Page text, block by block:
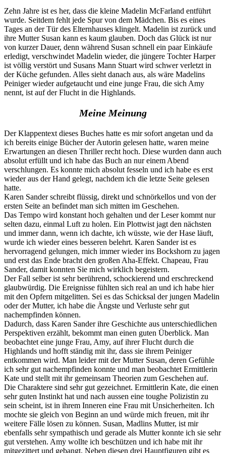
Zehn Jahre ist es her, dass die kleine Madelin McFarland entführt
wurde. Seitdem fehlt jede Spur von dem Mädchen. Bis es eines
Tages an der Tür des Elternhauses klingelt. Madelin ist zurück und
ihre Mutter Susan kann es kaum glauben. Doch das Glück ist nur
von kurzer Dauer, denn während Susan schnell ein paar Einkäufe
erledigt, verschwindet Madelin wieder, die jüngere Tochter Harper
ist völlig verstört und Susans Mann Stuart wird schwer verletzt in
der Küche gefunden. Alles sieht danach aus, als wäre Madelins
Peiniger wieder aufgetaucht und eine junge Frau, die sich Amy
nennt, ist auf der Flucht in die Highlands.
Meine Meinung
Der Klappentext dieses Buches hatte es mir sofort angetan und da
ich bereits einige Bücher der Autorin gelesen hatte, waren meine
Erwartungen an diesen Thriller recht hoch. Diese wurden dann auch
absolut erfüllt und ich habe das Buch an nur einem Abend
verschlungen. Es konnte mich absolut fesseln und ich habe es erst
wieder aus der Hand gelegt, nachdem ich die letzte Seite gelesen
hatte.
Karen Sander schreibt flüssig, direkt und schnörkellos und von der
ersten Seite an befindet man sich mitten im Geschehen.
Das Tempo wird konstant hoch gehalten und der Leser kommt nur
selten dazu, einmal Luft zu holen. Ein Plottwist jagt den nächsten
und immer dann, wenn ich dachte, ich wüsste, wie der Hase läuft,
wurde ich wieder eines besseren belehrt. Karen Sander ist es
hervorragend gelungen, mich immer wieder ins Bockshorn zu jagen
und erst das Ende bracht den großen Aha-Effekt. Chapeau, Frau
Sander, damit konnten Sie mich wirklich begeistern.
Der Fall selber ist sehr berührend, schockierend und erschreckend
glaubwürdig. Die Ereignisse fühlten sich real an und ich habe hier
mit den Opfern mitgelitten. Sei es das Schicksal der jungen Madelin
oder der Mutter, ich habe die Ängste und Verluste sehr gut
nachempfinden können.
Dadurch, dass Karen Sander ihre Geschichte aus unterschiedlichen
Perspektiven erzählt, bekommt man einen guten Überblick. Man
beobachtet eine junge Frau, Amy, auf ihrer Flucht durch die
Highlands und hofft ständig mit ihr, dass sie ihrem Peiniger
entkommen wird. Man leider mit der Mutter Susan, deren Gefühle
ich sehr gut nachempfinden konnte und man beobachtet Ermittlerin
Kate und stellt mit ihr gemeinsam Theorien zum Geschehen auf.
Die Charaktere sind sehr gut gezeichnet. Ermittlerin Kate, die einen
sehr guten Instinkt hat und nach aussen eine toughe Polizistin zu
sein scheint, ist in ihrem Inneren eine Frau mit Unsicherheiten. Ich
mochte sie gleich von Beginn an und würde mich freuen, mit ihr
weitere Fälle lösen zu können. Susan, Madlins Mutter, ist mir
ebenfalls sehr sympathisch und gerade als Mutter konnte ich sie sehr
gut verstehen. Amy wollte ich beschützen und ich habe mit ihr
mitgezittert und gebangt. Neben diesen drei Hauptfiguren gibt es